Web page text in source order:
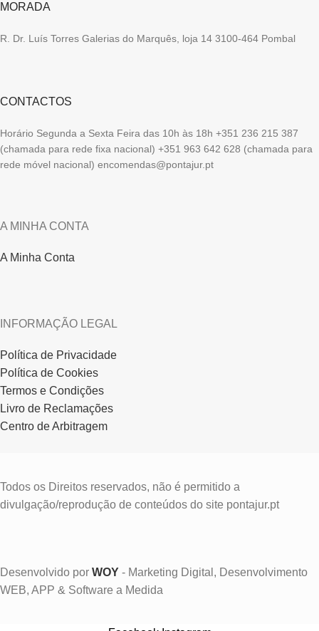
MORADA
R. Dr. Luís Torres Galerias do Marquês, loja 14 3100-464 Pombal
CONTACTOS
Horário Segunda a Sexta Feira das 10h às 18h +351 236 215 387
(chamada para rede fixa nacional) +351 963 642 628 (chamada para
rede móvel nacional) encomendas@pontajur.pt
A MINHA CONTA
A Minha Conta
INFORMAÇÃO LEGAL
Política de Privacidade
Política de Cookies
Termos e Condições
Livro de Reclamações
Centro de Arbitragem
Todos os Direitos reservados, não é permitido a
divulgação/reprodução de conteúdos do site pontajur.pt
Desenvolvido por WOY - Marketing Digital, Desenvolvimento
WEB, APP & Software a Medida